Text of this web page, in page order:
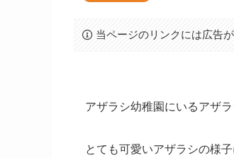
当ページのリンクには広告
アザラシ幼稚園にいるアザ
とても可愛いアザラシの様子